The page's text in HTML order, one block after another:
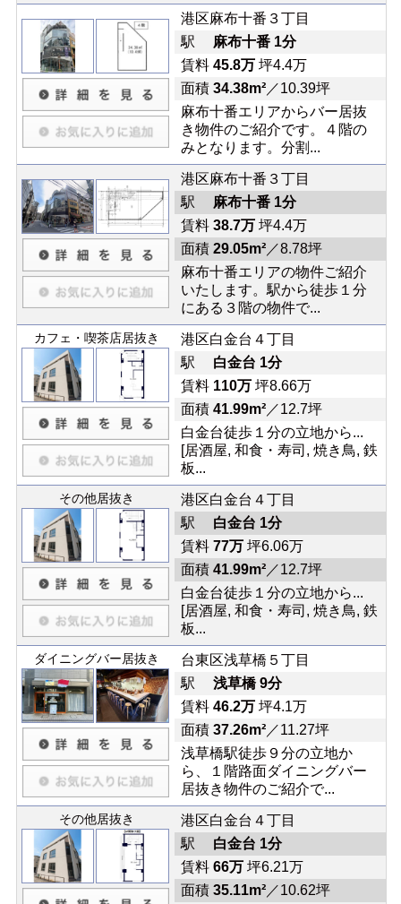
港区麻布十番３丁目
駅 麻布十番 1分
賃料 45.8万坪4.4万
面積 34.38m²／10.39坪
麻布十番エリアからバー居抜
き物件のご紹介です。４階の
みとなります。分割...
港区麻布十番３丁目
駅 麻布十番 1分
賃料 38.7万坪4.4万
面積 29.05m²／8.78坪
麻布十番エリアの物件ご紹介
いたします。駅から徒歩１分
にある３階の物件で...
カフェ・喫茶店居抜き
港区白金台４丁目
駅 白金台 1分
賃料 110万坪8.66万
面積 41.99m²／12.7坪
白金台徒歩１分の立地から...
[居酒屋, 和食・寿司, 焼き鳥, 鉄
板...
その他居抜き
港区白金台４丁目
駅 白金台 1分
賃料 77万坪6.06万
面積 41.99m²／12.7坪
白金台徒歩１分の立地から...
[居酒屋, 和食・寿司, 焼き鳥, 鉄
板...
ダイニングバー居抜き
台東区浅草橋５丁目
駅 浅草橋 9分
賃料 46.2万坪4.1万
面積 37.26m²／11.27坪
浅草橋駅徒歩９分の立地か
ら、１階路面ダイニングバー
居抜き物件のご紹介で...
その他居抜き
港区白金台４丁目
駅 白金台 1分
賃料 66万坪6.21万
面積 35.11m²／10.62坪